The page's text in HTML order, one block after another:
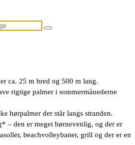
ca. 25 m bred og 500 m lang.
rigtige palmer i sommermånederne
hørpalmer der står langs stranden.
– den er meget børnevenlig, og der er
beachvolleybaner, grill og der er en